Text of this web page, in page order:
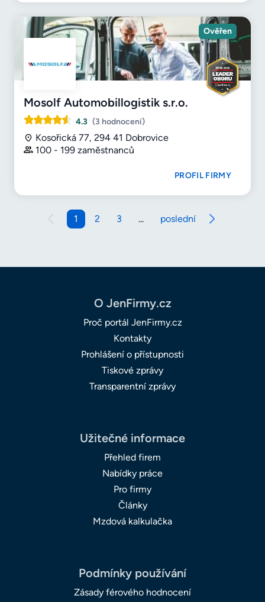
Ověřen
Mosolf Automobillogistik s.r.o.
4.3 (3 hodnocení)
Kosořická 77, 294 41 Dobrovice
100 - 199 zaměstnanců
PROFIL FIRMY
1 2 3 ... poslední
O JenFirmy.cz
Proč portál JenFirmy.cz
Kontakty
Prohlášení o přístupnosti
Tiskové zprávy
Transparentní zprávy
Užitečné informace
Přehled firem
Nabídky práce
Pro firmy
Články
Mzdová kalkulačka
Podmínky používání
Zásady férového hodnocení